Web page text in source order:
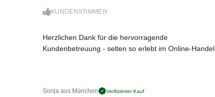
KUNDENSTIMMEN
Herzlichen Dank für die hervorragende
Kundenbetreuung - selten so erlebt im Online-Handel.
Sonja aus München Verifizierter Kauf